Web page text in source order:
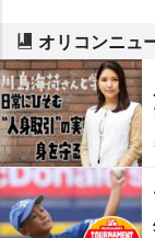
オリコンニュ